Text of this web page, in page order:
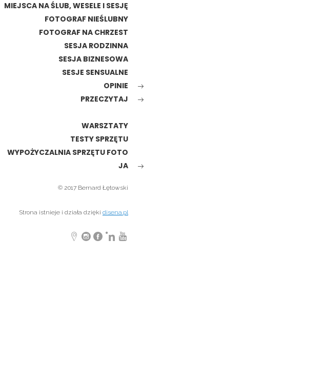
MIEJSCA NA ŚLUB, WESELE I SESJĘ
FOTOGRAF NIEŚLUBNY
FOTOGRAF NA CHRZEST
SESJA RODZINNA
SESJA BIZNESOWA
SESJE SENSUALNE
OPINIE
PRZECZYTAJ
WARSZTATY
TESTY SPRZĘTU
WYPOŻYCZALNIA SPRZĘTU FOTO
JA
© 2017 Bernard Łętowski
Strona istnieje i działa dzięki disena.pl